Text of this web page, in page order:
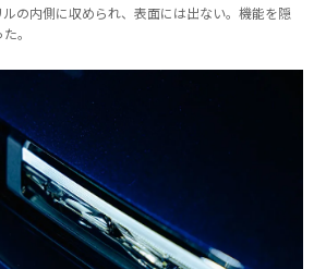
の内側に収められ、表面には出ない。機能を隠
。